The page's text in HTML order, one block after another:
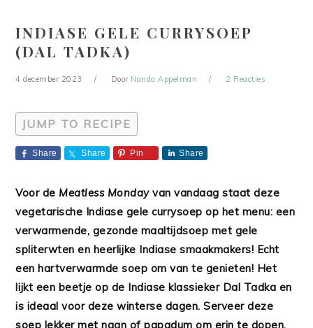
INDIASE GELE CURRYSOEP
(DAL TADKA)
4 december 2023 Door Nanda Appelman 2 Reacties
JUMP TO RECIPE
Share Share Pin Share
Voor de Meatless Mondayvan vandaag staat deze
vegetarische Indiase gele currysoep op het menu: een
verwarmende, gezonde maaltijdsoep met gele
spliterwten en heerlijke Indiase smaakmakers! Echt
een hartverwarmde soep om van te genieten! Het
lijkt een beetje op de Indiase klassieker Dal Tadka en
is ideaal voor deze winterse dagen. Serveer deze
soep lekker met naan of papadum om erin te dopen.